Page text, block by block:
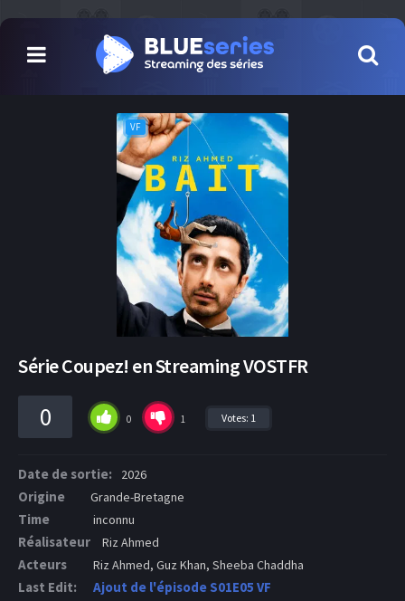
VF
Série Coupez! en Streaming VOSTFR
0 0 1 Votes: 1
Date de sortie: 2026
Origine Grande-Bretagne
Time inconnu
Réalisateur Riz Ahmed
Acteurs Riz Ahmed, Guz Khan, Sheeba Chaddha
Last Edit: Ajout de l'épisode S01E05 VF